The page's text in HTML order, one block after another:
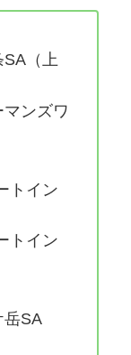
（上
ンズワ
トイン
トイン
SA